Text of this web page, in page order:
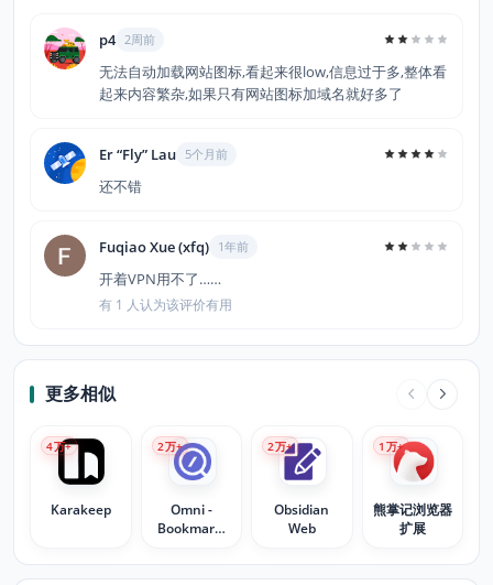
p4 2周前
无法自动加载网站图标,看起来很low,信息过于多,整体看
起来内容繁杂,如果只有网站图标加域名就好多了
Er “Fly” Lau 5个月前
还不错
Fuqiao Xue (xfq) 1年前
开着VPN用不了……
有 1 人认为该评价有用
更多相似
Karakeep
4万+
Omni -
Bookmark,
Tab
2万+
Obsidian
Web
2万+
熊掌记浏览器
扩展
1 万+